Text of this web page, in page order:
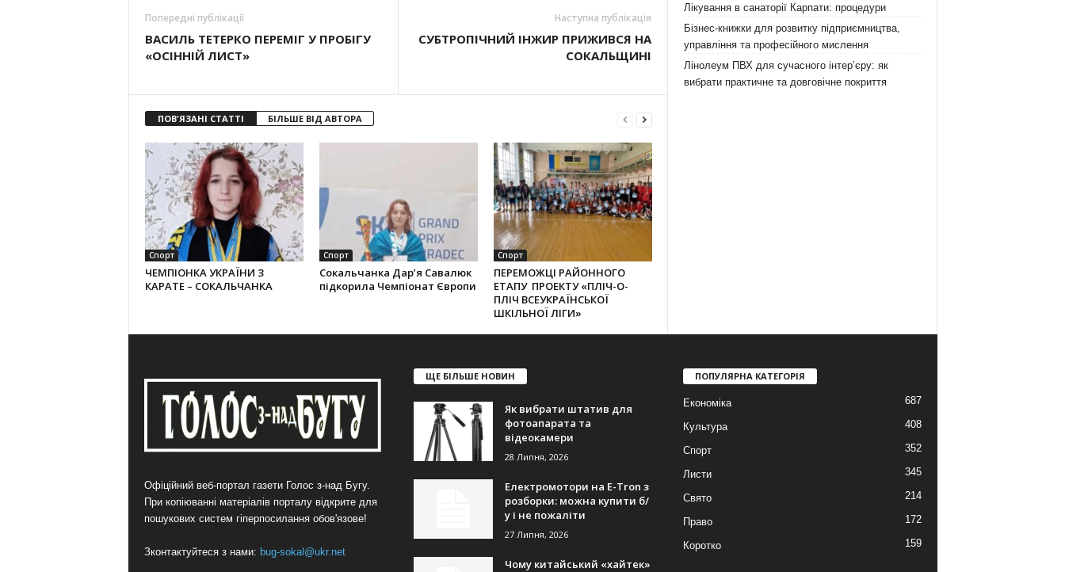
Попередні публікації
ВАСИЛЬ ТЕТЕРКО ПЕРЕМІГ У ПРОБІГУ
«ОСІННІЙ ЛИСТ»
Наступна публікація
СУБТРОПІЧНИЙ ІНЖИР ПРИЖИВСЯ НА
СОКАЛЬЩИНІ
ПОВ'ЯЗАНІ СТАТТІ БІЛЬШЕ ВІД АВТОРА
Спорт
ЧЕМПІОНКА УКРАЇНИ З
КАРАТЕ – СОКАЛЬЧАНКА
Спорт
Сокальчанка Дар’я Савалюк
підкорила Чемпіонат Європи
Спорт
ПЕРЕМОЖЦІ РАЙОННОГО
ЕТАПУ ПРОЕКТУ «ПЛІЧ-О-
ПЛІЧ ВСЕУКРАЇНСЬКОЇ
ШКІЛЬНОЇ ЛІГИ»
Лікування в санаторії Карпати: процедури
Бізнес-книжки для розвитку підприємництва,
управління та професійного мислення
Лінолеум ПВХ для сучасного інтер’єру: як
вибрати практичне та довговічне покриття
Офіційний веб-портал газети Голос з-над Бугу.
При копіюванні матеріалів порталу відкрите для
пошукових систем гіперпосилання обов'язове!
Зконтактуйтеся з нами: bug-sokal@ukr.net
ЩЕ БІЛЬШЕ НОВИН
Як вибрати штатив для
фотоапарата та
відеокамери
28 Липня, 2026
Електромотори на E-Tron з
розборки: можна купити б/
у і не пожаліти
27 Липня, 2026
Чому китайський «хайтек»
ПОПУЛЯРНА КАТЕГОРІЯ
Економіка 687
Культура 408
Спорт 352
Листи 345
Свято 214
Право 172
Коротко 159